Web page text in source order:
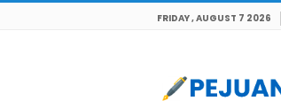
FRIDAY , AUGUST 7 2026